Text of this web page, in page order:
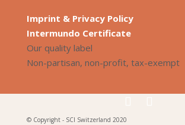
Imprint & Privacy Policy
Intermundo Certificate
Our quality label
Non-partisan, non-profit, tax-exempt
© Copyright - SCI Switzerland 2020